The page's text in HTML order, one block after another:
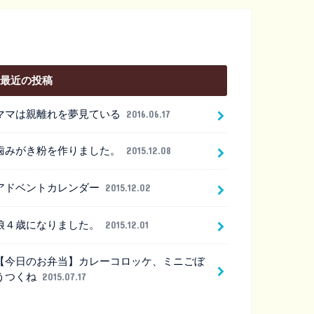
最近の投稿
マは親離れを夢見ている 2016.06.17
みがき粉を作りました。 2015.12.08
ドベントカレンダー 2015.12.02
４歳になりました。 2015.12.01
今日のお弁当】カレーコロッケ、ミニごぼ
つくね 2015.07.17